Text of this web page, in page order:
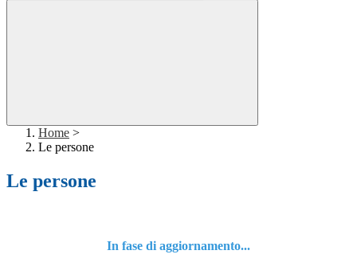
Home >
Le persone
Le persone
In fase di aggiornamento...